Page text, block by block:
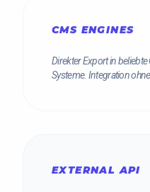
CMS ENGINES
Direkter Export in
Systeme. Integration
EXTERNAL API